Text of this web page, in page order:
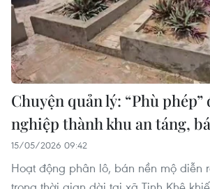
Chuyện quản lý: “Phù phép”
nghiệp thành khu an táng,
15/05/2026 09:42
Hoạt động phân lô, bán nền mộ diễn